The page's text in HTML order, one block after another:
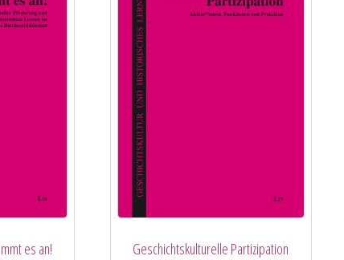
es an! Geschichtskulturelle Partizipation